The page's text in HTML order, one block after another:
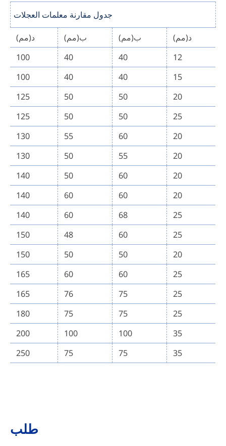
جدول مقارنة معلمات العجلات
د(مم) ب(مم) ب(مم)
د(مم)
100
40 40
12
100
40 40
15
125
50 50
20
125
50 50
25
130
55 60
20
130
50 55
20
140
50 60
20
140
60 60
20
140
60 68
25
150
48 60
25
150
50 50
20
165
60 60
25
165
76 75
25
180
75 75
25
200
100 100
35
250
75 75 35
طلب